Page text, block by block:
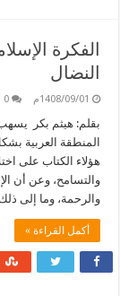
الفكرة
النضال
1408/09/01م 0
بقلم: هيثم بكر يسهب
المنطقة العربية
هؤلاء الكتاب على
والتسامح، وعن أن
والرحمة، وما إلى
أكمل القراءة »